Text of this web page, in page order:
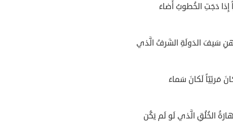
إِذا دَجَتِ الخُطوبُ أَضاءَ
سَيفَ الدَولَةِ الشَرفُ الَّذي
مَرئِيّاً لَكانَ سَماءَ
الخُلُقِ الَّذي لَو لَم يَكُن